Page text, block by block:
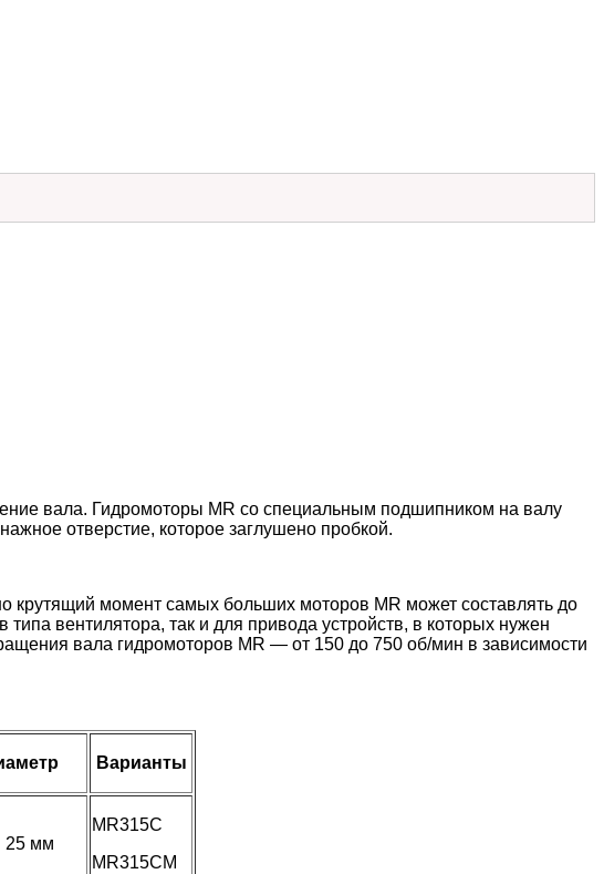
вала. Гидромоторы MR со специальным подшипником на валу
отверстие, которое заглушено пробкой.
крутящий момент самых больших моторов MR может составлять до
вентилятора, так и для привода устройств, в которых нужен
вала гидромоторов MR — от 150 до 750 об/мин в зависимости
Варианты
25 мм
MR315C
MR315CM